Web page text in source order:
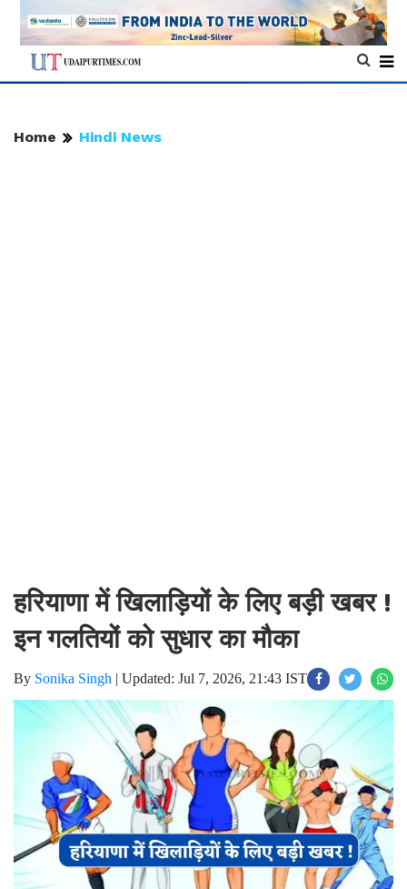
Home Hindi News
हरियाणा में खिलाड़ियों के लिए बड़ी खबर !
इन गलतियों को सुधार का मौका
By Sonika Singh | Updated: Jul 7, 2026, 21:43 IST